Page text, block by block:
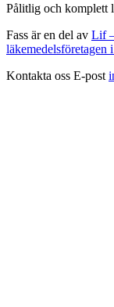
Pålitlig och komplett
Fass är en del av Lif
läkemedelsföretagen
Kontakta oss E-post